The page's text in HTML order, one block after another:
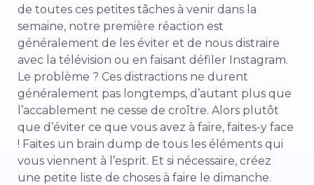
de toutes ces petites tâches à venir dans la
semaine, notre première réaction est
généralement de les éviter et de nous distraire
avec la télévision ou en faisant défiler Instagram.
Le problème ? Ces distractions ne durent
généralement pas longtemps, d’autant plus que
l’accablement ne cesse de croître. Alors plutôt
que d’éviter ce que vous avez à faire, faites-y face
! Faites un brain dump de tous les éléments qui
vous viennent à l’esprit. Et si nécessaire, créez
une petite liste de choses à faire le dimanche.